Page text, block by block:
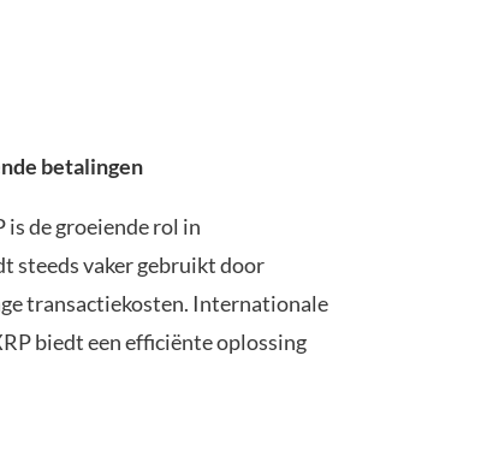
betalingen
de groeiende rol in
steeds vaker gebruikt door
transactiekosten. Internationale
biedt een efficiënte oplossing